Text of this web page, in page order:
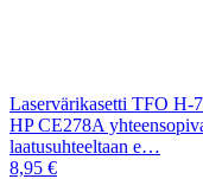
Laservärikasetti TFO H-
HP CE278A
laatusuhteeltaan e…
8,95 €